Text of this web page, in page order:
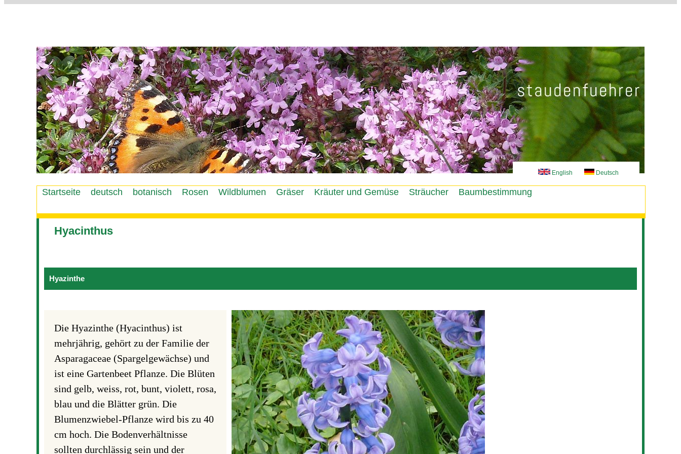
Jump to navigation
English Deutsch
Hyacinthus
Hyazinthe
Die Hyazinthe (Hyacinthus) ist
mehrjährig, gehört zu der Familie der
Asparagaceae (Spargelgewächse) und
ist eine Gartenbeet Pflanze. Die Blüten
sind gelb, weiss, rot, bunt, violett, rosa,
blau und die Blätter grün. Die
Blumenzwiebel-Pflanze wird bis zu 40
cm hoch. Die Bodenverhältnisse
sollten durchlässig sein und der
Startseite deutsch botanisch Rosen Wildblumen Gräser Kräuter und Gemüse Sträucher Baumbestimmung